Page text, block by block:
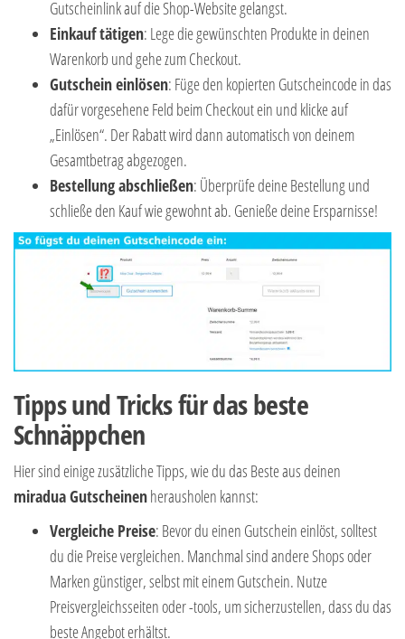
Gutscheinlink auf die Shop-Website gelangst.
Einkauf tätigen: Lege die gewünschten Produkte in deinen
Warenkorb und gehe zum Checkout.
Gutschein einlösen: Füge den kopierten Gutscheincode in das
dafür vorgesehene Feld beim Checkout ein und klicke auf
„Einlösen“. Der Rabatt wird dann automatisch von deinem
Gesamtbetrag abgezogen.
Bestellung abschließen: Überprüfe deine Bestellung und
schließe den Kauf wie gewohnt ab. Genieße deine Ersparnisse!
Tipps und Tricks für das beste
Schnäppchen
Hier sind einige zusätzliche Tipps, wie du das Beste aus deinen
miradua Gutscheinenherausholen kannst:
Vergleiche Preise: Bevor du einen Gutschein einlöst, solltest
du die Preise vergleichen. Manchmal sind andere Shops oder
Marken günstiger, selbst mit einem Gutschein. Nutze
Preisvergleichsseiten oder -tools, um sicherzustellen, dass du das
beste Angebot erhältst.